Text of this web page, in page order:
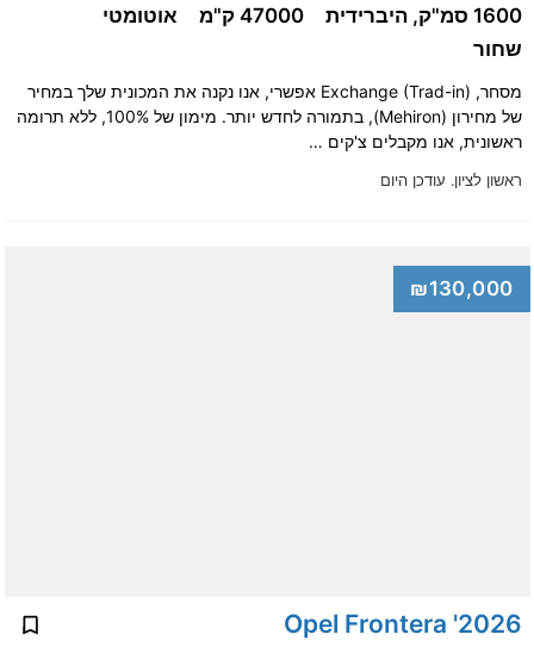
ראשון לציון. עודכן היום
1600 סמ"ק, היברידית 47000 ק"מ
אוטומטי
שחור
מסחר, Exchange (Trad-in) אפשרי, אנו נקנה את המכונית שלך במחיר
של מחירון (Mehiron), בתמורה לחדש יותר. מימון של 100%, ללא תרומה
ראשונית, אנו מקבלים צ'קים …
₪130,000
2026' Opel Frontera